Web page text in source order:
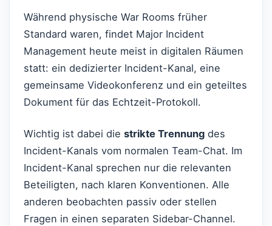
Während physische War Rooms früher
Standard waren, findet Major Incident
Management heute meist in digitalen Räumen
statt: ein dedizierter Incident-Kanal, eine
gemeinsame Videokonferenz und ein geteiltes
Dokument für das Echtzeit-Protokoll.
Wichtig ist dabei diestrikte Trennung des
Incident-Kanals vom normalen Team-Chat. Im
Incident-Kanal sprechen nur die relevanten
Beteiligten, nach klaren Konventionen. Alle
anderen beobachten passiv oder stellen
Fragen in einen separaten Sidebar-Channel.